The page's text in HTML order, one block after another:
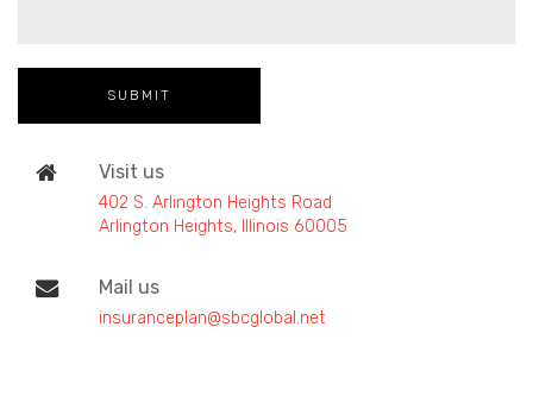
Visit us
402 S. Arlington Heights Road
Arlington Heights, Illinois 60005
Mail us
insuranceplan@sbcglobal.net